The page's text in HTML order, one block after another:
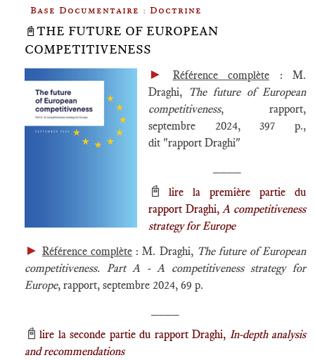
Base Documentaire : Doctrine
📓THE FUTURE OF EUROPEAN
COMPETITIVENESS
► Référence complète : M.
Draghi,
The future of European
competitiveness, rapport,
septembre 2024, 397 p.,
dit "rapport Draghi"
📓
lire la première partie du
rapport Draghi, A competitiveness
strategy for Europe
►Référence complète : M. Draghi, The future of European
competitiveness. Part A - A competitiveness strategy for
Europe, rapport, septembre 2024, 69 p.
📓lire la seconde partie du rapport Draghi, In-depth analysis
and recommendations